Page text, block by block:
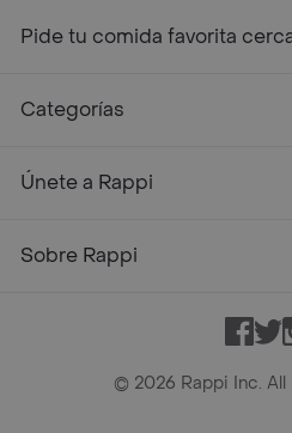
Pide tu comida favorita
Categorías
Únete a Rappi
Sobre Rappi
© 2026 Rappi Inc.